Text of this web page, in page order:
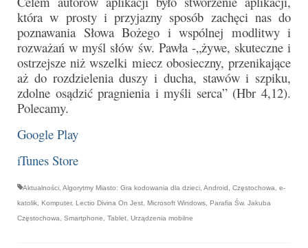
Boże Ciało
Galerie 2020
Uroczystość Św. Jakuba Apostoła 2020
Boże Ciało 2020
GODZINA ŚWIĘTA W ŚWIĘTO
MIŁOSIERDZIA BOŻEGO
która w prosty i przyjazny sposób zachęci nas do
poznawania Słowa Bożego i wspólnej modlitwy i
rozważań w myśl słów św. Pawła -„żywe, skuteczne i
ostrzejsze niż wszelki miecz obosieczny, przenikające
aż do rozdzielenia duszy i ducha, stawów i szpiku,
zdolne osądzić pragnienia i myśli serca” (Hbr 4,12).
Polecamy.
Google Play
iTunes Store
Aktualności Algorytmy Miasto: Gra kodowania dla dzieci Android Częstochowa
e-
katolik Komputer, Lectio Divina On Jest Microsoft Windows Parafia Św. Jakuba
Częstochowa
Smartphone Tablet Urządzenia mobilne